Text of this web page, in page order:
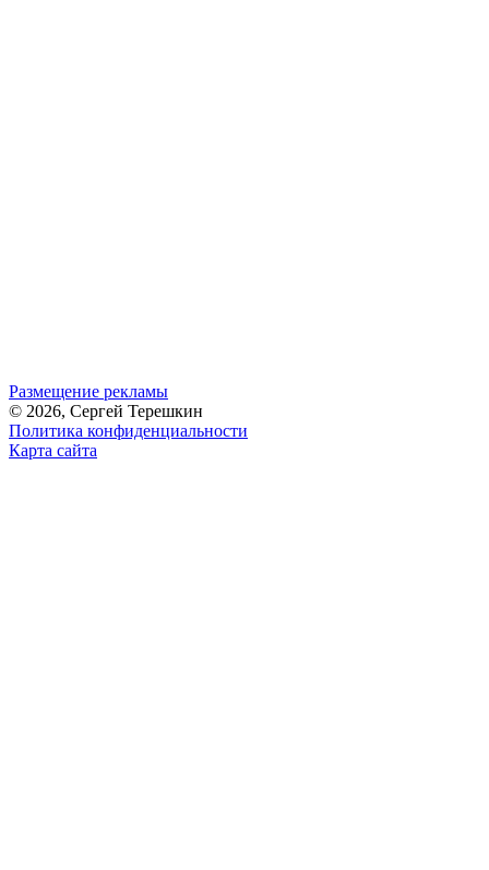
Размещение рекламы
© 2026, Сергей Терешкин
Политика конфиденциальности
Карта сайта